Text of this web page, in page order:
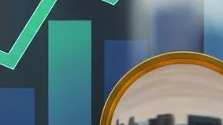
ペイトナーファ
法｜中小企業・
2026年8月5日